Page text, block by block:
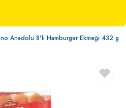
Anadolu 8'li Hamburger Ekmeği 432 g